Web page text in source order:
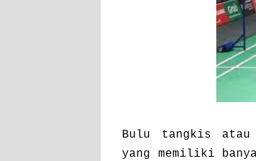
Bulu tangkis atau
yang memiliki